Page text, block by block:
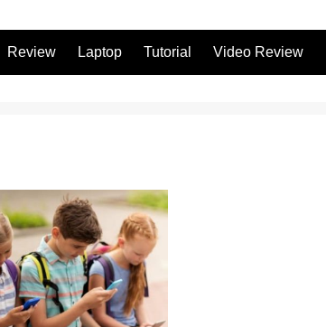
Review Laptop Tutorial Video Review